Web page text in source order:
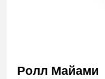
Ролл Майами